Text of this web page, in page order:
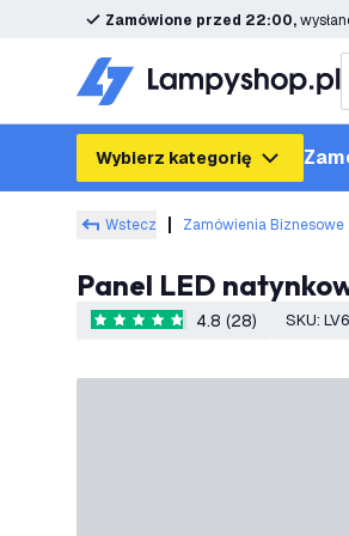
Zamówione przed 22:00,
Wybierz kategorię
Wstecz Zamówienia Biznesowe
Panel LED
4.8 Gwiazdki oceny
4.8 (28) SKU: